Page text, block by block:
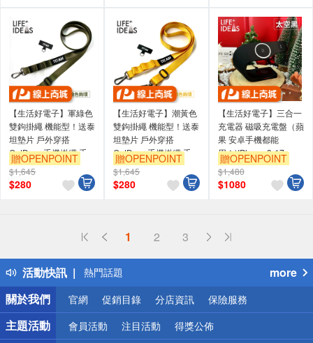
【生活好電子】軍綠色
雙鉤掛繩 機能型！送泰
坦墊片 戶外穿搭
OutDoor 手機掛繩 手
機背帶 手機繩 掛繩
贈OPENPOINT
$1,645
$280
【生活好電子】潮黃色
雙鉤掛繩 機能型！送泰
坦墊片 戶外穿搭
OutDoor 手機掛繩 手
機背帶 手機繩 掛繩
贈OPENPOINT
$1,645
$280
【生活好電子】三合一
充電器 磁吸充電盤（蘋
果 安卓手機都能
用！)IPhone 8-17
Watch6-10 Airpods
MagSafe Type-c - 黑色
贈OPENPOINT
$1,480
$1080
1 2 3
活動快訊
詐騙網頁！請小心！
得獎公告
熱門話題
銀行優惠
偏遠地區配送
詐騙網頁！請小心！
more
關於我們
官網 促銷目錄 分店資訊 保險服務
主題活動 會員活動 注目活動 得獎公佈